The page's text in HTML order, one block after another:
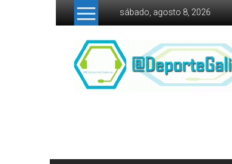
Skip to content
sábado, agosto 8, 2026